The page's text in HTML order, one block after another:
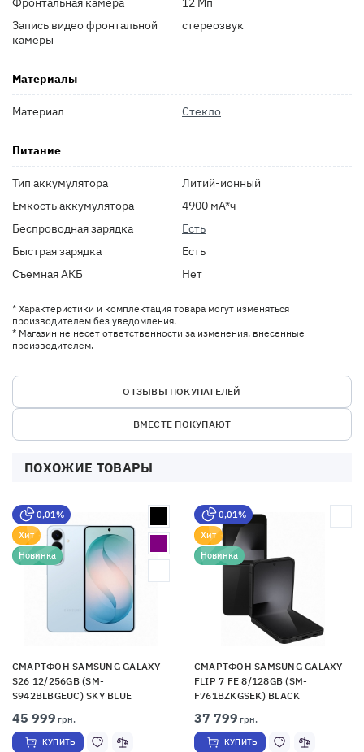
Запись видео фронтальной
камеры
стереозвук
Материалы
Материал Стекло
Питание
Тип аккумулятора
Литий-ионный
Емкость аккумулятора
4900 мА*ч
Беспроводная зарядка
Есть
Быстрая зарядка
Есть
Съемная АКБ
Нет
* Характеристики и комплектация товара могут изменяться
производителем без уведомления.
* Магазин не несет ответственности за изменения, внесенные
производителем.
ОТЗЫВЫ ПОКУПАТЕЛЕЙ
ВМЕСТЕ ПОКУПАЮТ
ПОХОЖИЕ ТОВАРЫ
0,01%
Хит
Новинка
СМАРТФОН SAMSUNG GALAXY
S26 12/256GB (SM-
S942BLBGEUC) SKY BLUE
45 999 грн.
КУПИТЬ
0,01%
Хит
Новинка
СМАРТФОН SAMSUNG GALAXY
FLIP 7 FE 8/128GB (SM-
F761BZKGSEK) BLACK
37 799 грн.
КУПИТЬ